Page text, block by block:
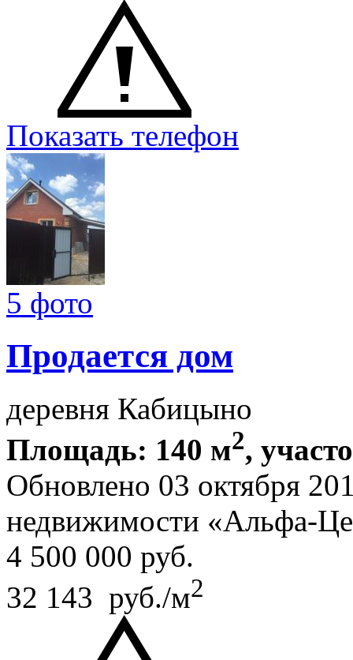
Показать телефон
5 фото
Продается дом
деревня Кабицыно
Площадь: 140 м2,
Обновлено 03 октября
недвижимости «Альфа-
4 500 000 руб.
32 143 руб./м2